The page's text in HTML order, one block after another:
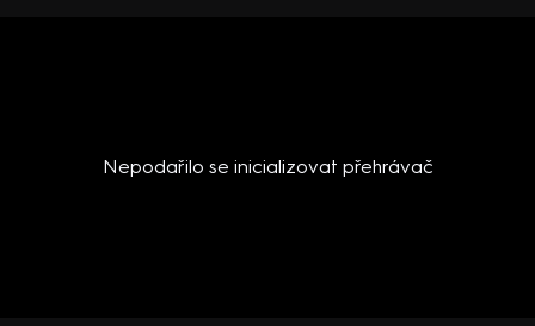
Nepodařilo se inicializovat přehrávač